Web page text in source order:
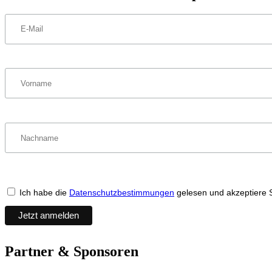
Ich habe die Datenschutzbestimmungen gelesen und akzeptiere
Partner & Sponsoren